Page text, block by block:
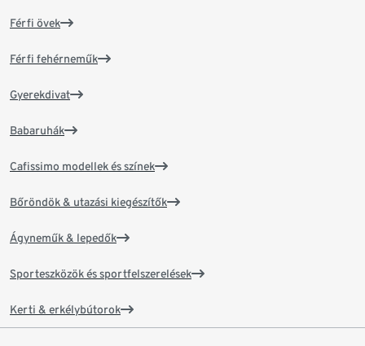
Férfi övek
Férfi fehérneműk
Gyerekdivat
Babaruhák
Cafissimo modellek és színek
Bőröndök & utazási kiegészítők
Ágyneműk & lepedők
Sporteszközök és sportfelszerelések
Kerti & erkélybútorok